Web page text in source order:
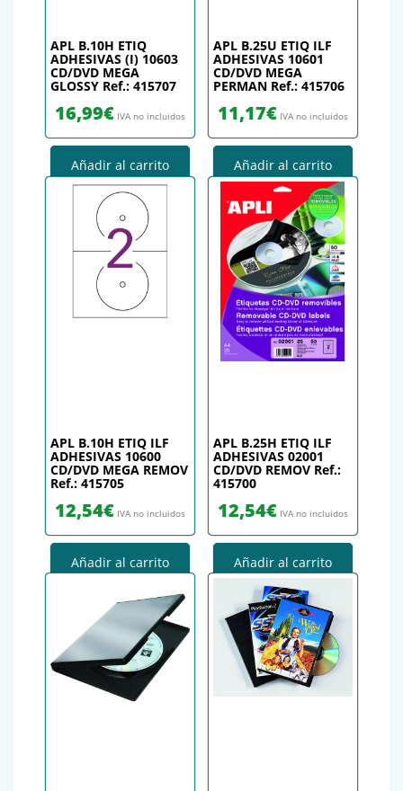
APL B.10H ETIQ
ADHESIVAS (I) 10603
CD/DVD MEGA
GLOSSY Ref.: 415707
16,99€ IVA no incluidos
Añadir al carrito
APL B.25U ETIQ ILF
ADHESIVAS 10601
CD/DVD MEGA
PERMAN Ref.: 415706
11,17€ IVA no incluidos
Añadir al carrito
APL B.10H ETIQ ILF
ADHESIVAS 10600
CD/DVD MEGA REMOV
Ref.: 415705
12,54€ IVA no incluidos
Añadir al carrito
APL B.25H ETIQ ILF
ADHESIVAS 02001
CD/DVD REMOV Ref.:
415700
12,54€ IVA no incluidos
Añadir al carrito